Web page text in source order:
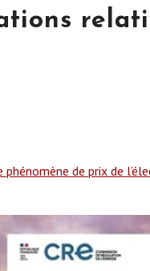
phénomène de prix de